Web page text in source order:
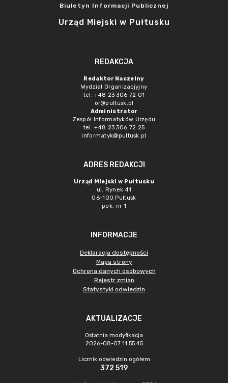
Biuletyn Informacji Publicznej
Urząd Miejski w Pułtusku
REDAKCJA
Redaktor Naczelny
Wydział Organizacjyjny
tel. +48 23 306 72 01
or@pultusk.pl
Administrator
Zespół Informatyków Urzędu
tel. +48 23 306 72 25
informatyk@pultusk.pl
ADRES REDAKCJI
Urząd Miejski w Pułtusku
ul. Rynek 41
06-100 Pułtusk
pok. nr 1
INFORMACJE
Deklaracja dostępności
Mapa strony
Ochrona danych osobowych
Rejestr zmian
Statystyki odwiedzin
AKTUALIZACJE
Ostatnia modyfikacja
2026-08-07 11:55:45
Licznik odwiedzin ogółem
372 519